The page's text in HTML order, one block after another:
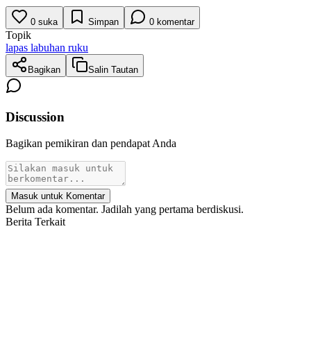
0 suka Simpan 0 komentar
Topik
lapas labuhan ruku
Bagikan Salin Tautan
Discussion
Bagikan pemikiran dan pendapat Anda
Masuk untuk Komentar
Belum ada komentar. Jadilah yang pertama berdiskusi.
Berita Terkait